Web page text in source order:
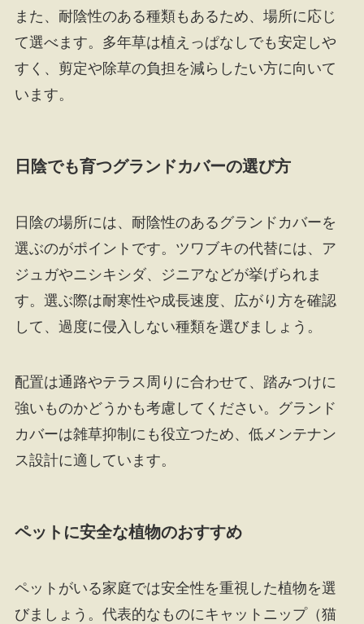
また、耐陰性のある種類もあるため、場所に応じ
て選べます。多年草は植えっぱなしでも安定しや
すく、剪定や除草の負担を減らしたい方に向いて
います。
日陰でも育つグランドカバーの選び方
日陰の場所には、耐陰性のあるグランドカバーを
選ぶのがポイントです。ツワブキの代替には、ア
ジュガやニシキシダ、ジニアなどが挙げられま
す。選ぶ際は耐寒性や成長速度、広がり方を確認
して、過度に侵入しない種類を選びましょう。
配置は通路やテラス周りに合わせて、踏みつけに
強いものかどうかも考慮してください。グランド
カバーは雑草抑制にも役立つため、低メンテナン
ス設計に適しています。
ペットに安全な植物のおすすめ
ペットがいる家庭では安全性を重視した植物を選
びましょう。代表的なものにキャットニップ（猫